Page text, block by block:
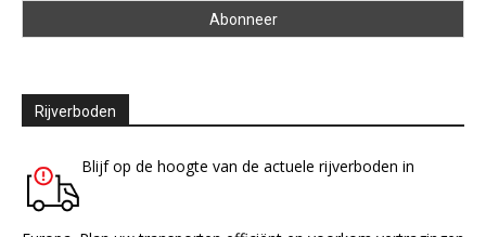
Rijverboden
Blijf op de hoogte van de actuele rijverboden in